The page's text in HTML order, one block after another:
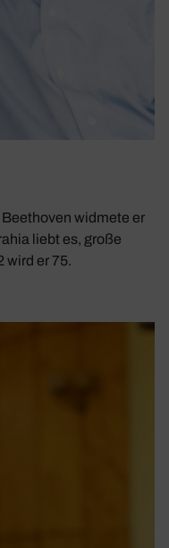
widmete er
liebt es, große
wird er 75.